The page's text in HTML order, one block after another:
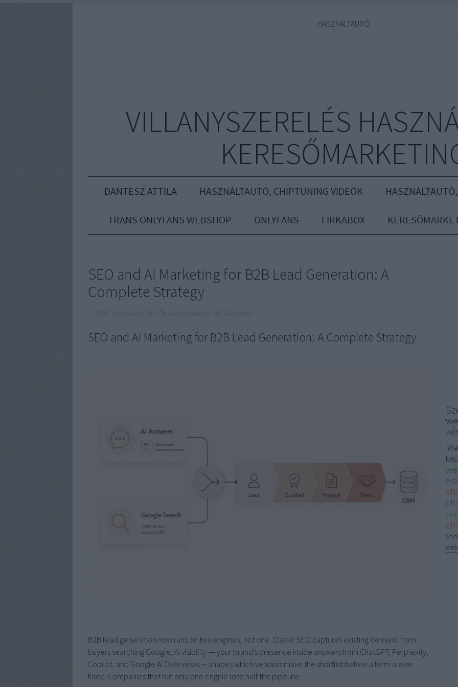
HASZNÁLTAUTÓ
VILLANYSZERELÉS
DANTESZ ATTILA HASZNÁLTAUTÓ, CHIPTUNING VIDEÓK
TRANS ONLYFANS WEBSHOP ONLYFANS FIRKABOX
SEO and AI Marketing for B2B Lead Generation: A
Complete Strategy
Online Marketing 101 Budapest
SEO and AI Marketing for B2B Lead Generation: A Complete Strategy
B2B lead generation now runs on two engines, not one. Classic SEO captures existing demand from
buyers searching Google; AI visibility — your brand’s presence inside answers from ChatGPT, Perplexity,
Copilot, and Google AI Overviews — shapes which vendors make the shortlist before a form is ever
filled. Companies that run only one engine lose half the pipeline.